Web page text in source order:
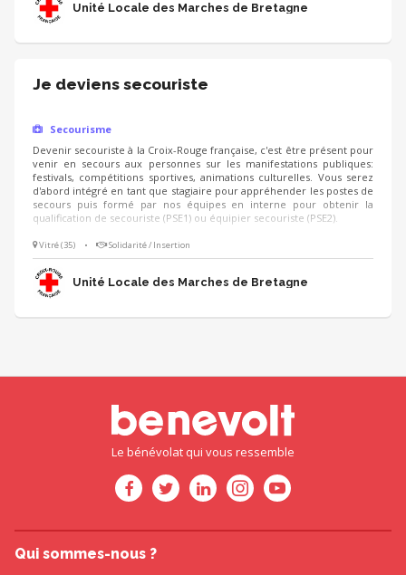
Unité Locale des Marches de Bretagne
Je deviens secouriste
Secourisme
Devenir secouriste à la Croix-Rouge française, c'est être présent pour
venir en secours aux personnes sur les manifestations publiques:
festivals, compétitions sportives, animations culturelles. Vous serez
d'abord intégré en tant que stagiaire pour appréhender les postes de
secours puis formé par nos équipes en interne pour obtenir la
qualification de secouriste (PSE1) ou équipier secouriste (PSE2).
Vitré (35) • Solidarité / Insertion
Unité Locale des Marches de Bretagne
Le bénévolat qui vous ressemble
Qui sommes-nous ?